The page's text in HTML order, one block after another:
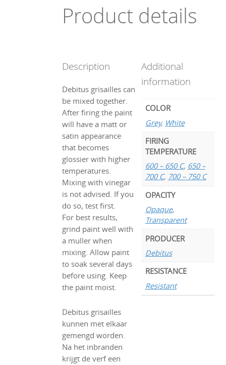
Product details
Description
Debitus grisailles can
be mixed together.
After firing the paint
will have a matt or
satin appearance
that becomes
glossier with higher
temperatures.
Mixing with vinegar
is not advised. If you
do so, test first.
For best results,
grind paint well with
a muller when
mixing. Allow paint
to soak several days
before using. Keep
the paint moist.
Debitus grisailles
kunnen met elkaar
gemengd worden.
Na het inbranden
krijgt de verf een
Additional
information
COLOR
Grey, White
FIRING
TEMPERATURE
600 – 650 C, 650 –
700 C, 700 – 750 C
OPACITY
Opaque,
Transparent
PRODUCER
Debitus
RESISTANCE
Resistant